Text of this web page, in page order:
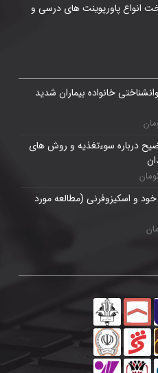
انواع پاورپوینت های درسی و
خانواده بیماران شدید
درباره سوءتغذیه و روش های
خود و اسکیزوفرنی (مطالعه مورد